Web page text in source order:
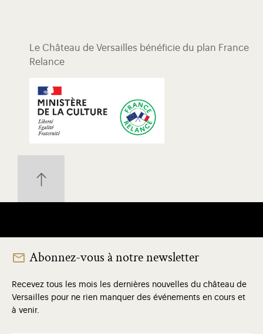
Le Château de Versailles bénéficie du plan France
Relance
Abonnez-vous à notre newsletter
Recevez tous les mois les dernières nouvelles du château de
Versailles pour ne rien manquer des événements en cours et
à venir.